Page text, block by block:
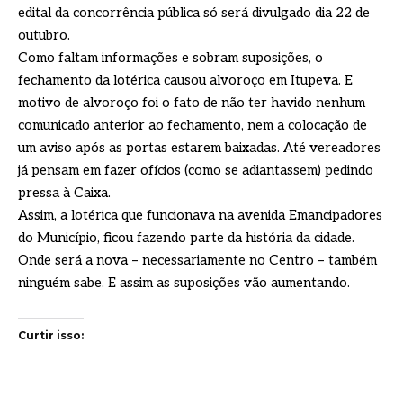
edital da concorrência pública só será divulgado dia 22 de
outubro.
Como faltam informações e sobram suposições, o
fechamento da lotérica causou alvoroço em Itupeva. E
motivo de alvoroço foi o fato de não ter havido nenhum
comunicado anterior ao fechamento, nem a colocação de
um aviso após as portas estarem baixadas. Até vereadores
já pensam em fazer ofícios (como se adiantassem) pedindo
pressa à Caixa.
Assim, a lotérica que funcionava na avenida Emancipadores
do Município, ficou fazendo parte da história da cidade.
Onde será a nova – necessariamente no Centro – também
ninguém sabe. E assim as suposições vão aumentando.
Curtir isso: